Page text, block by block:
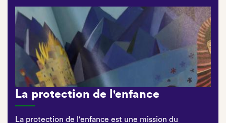
La protection de l'enfance
La protection de l'enfance est une mission du